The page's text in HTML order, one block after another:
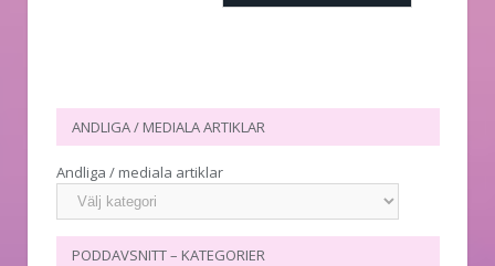
ANDLIGA / MEDIALA ARTIKLAR
Andliga / mediala artiklar
PODDAVSNITT – KATEGORIER